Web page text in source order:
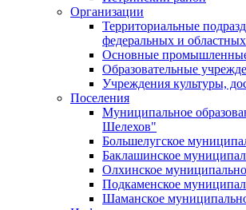
Организации
Территориальные
федеральных и
Основные
Образовательные
Учреждения культуры,
Поселения
Муниципальное
Шелехов"
Большелугское
Баклашинское
Олхинское
Подкаменское
Шаманское